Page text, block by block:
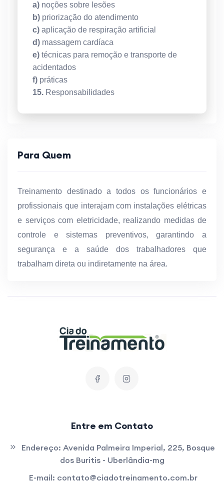
a) noções sobre lesões
b) priorização do atendimento
c) aplicação de respiração artificial
d) massagem cardíaca
e) técnicas para remoção e transporte de
acidentados
f) práticas
15. Responsabilidades
Para Quem
Treinamento destinado a todos os funcionários e
profissionais que interajam com instalações elétricas
e serviços com eletricidade, realizando medidas de
controle e sistemas preventivos, garantindo a
segurança e a saúde dos trabalhadores que
trabalham direta ou indiretamente na área.
Entre em Contato
Endereço: Avenida Palmeira Imperial, 225, Bosque
dos Buritis - Uberlândia-mg
E-mail: contato@ciadotreinamento.com.br